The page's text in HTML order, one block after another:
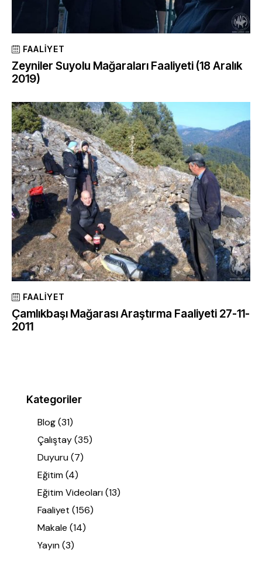
FAALIYET
Zeyniler Suyolu Mağaraları Faaliyeti (18 Aralık
2019)
FAALIYET
Çamlıkbaşı Mağarası Araştırma Faaliyeti 27-11-
2011
Kategoriler
Blog(31)
Çalıştay(35)
Duyuru(7)
Eğitim(4)
Eğitim Videoları(13)
Faaliyet (156)
Makale (14)
Yayın(3)